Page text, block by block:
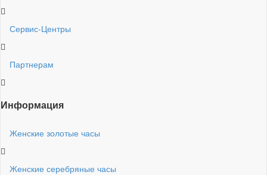
Сервис-Центры
Партнерам
Информация
Женские золотые часы
Женские серебряные часы